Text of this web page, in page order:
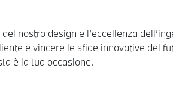
nostro design e l’eccellenza
e vincere le sfide innovative del
è la tua occasione.